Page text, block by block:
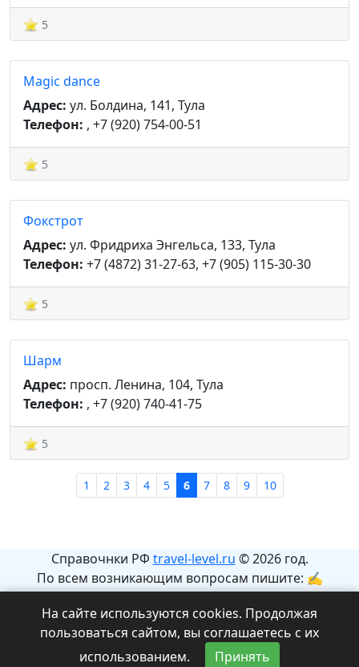
5
Magic dance
Адрес: ул. Болдина, 141, Тула
Телефон: , +7 (920) 754-00-51
5
Фокстрот
Адрес: ул. Фридриха Энгельса, 133, Тула
Телефон: +7 (4872) 31-27-63, +7 (905) 115-30-30
5
Шарм
Адрес: просп. Ленина, 104, Тула
Телефон: , +7 (920) 740-41-75
5
1 2 3 4 5 6 7 8 9 10
Справочнки РФ travel-level.ru © 2026 год.
По всем возникающим вопросам пишите: ✍
info@travel-level.ru
На сайте может содержаться информация с
ограничениями 12+.
На сайте используются cookies. Продолжая
пользоваться сайтом, вы соглашаетесь с их
использованием.
Принять